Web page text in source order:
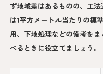
ず地域差はあるものの、工
は1平方メートル当たりの標
用、下地処理などの備考を
べるときに役立てましょう。